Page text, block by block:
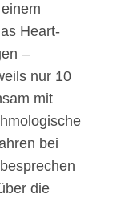
Heart-
–
nur 10
mit
bei
die